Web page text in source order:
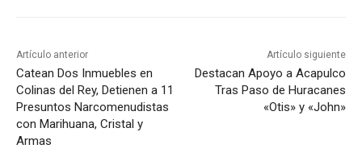
Artículo anterior
Catean Dos Inmuebles en
Colinas del Rey, Detienen a 11
Presuntos Narcomenudistas
con Marihuana, Cristal y
Armas
Artículo siguiente
Destacan Apoyo a Acapulco
Tras Paso de Huracanes
«Otis» y «John»